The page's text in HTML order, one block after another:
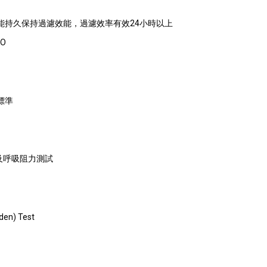
持久保持過濾效能，過濾效率有效24小時以上
準
呼吸阻力測試
Test